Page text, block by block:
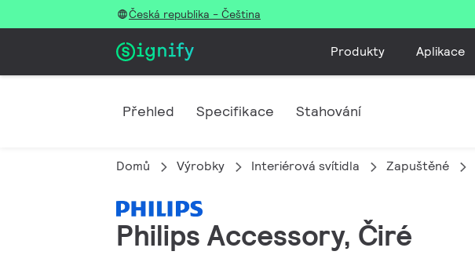
Česká republika - Čeština
Produkty Aplikace
Přehled Specifikace Stahování
Domů Výrobky Interiérová svítidla Zapuštěné
Philips Accessory, Čiré